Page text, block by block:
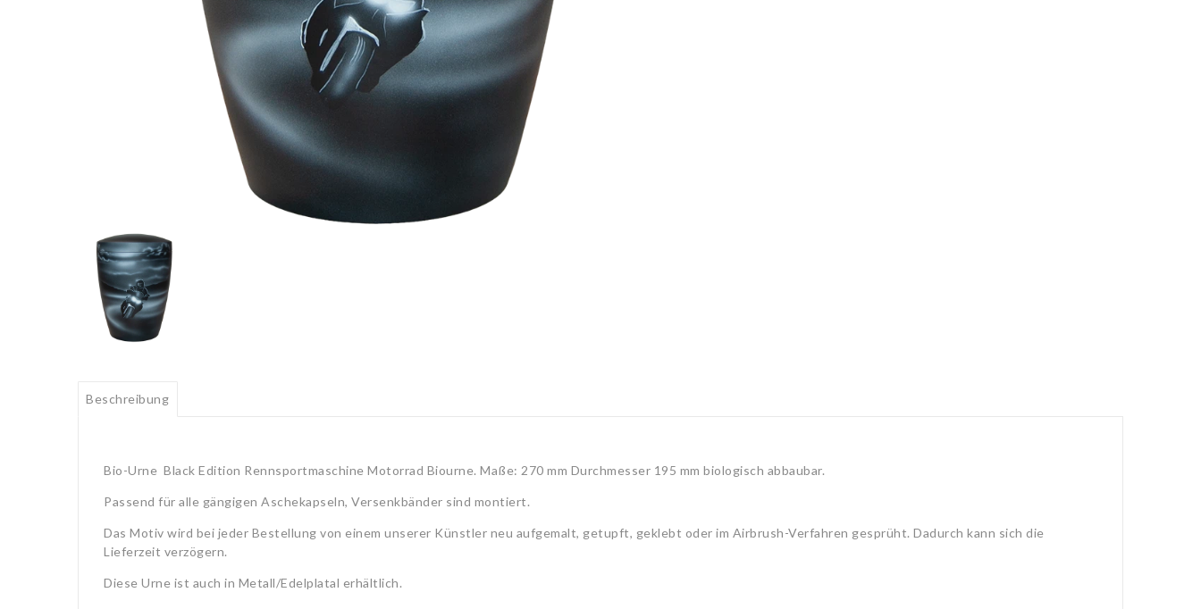
Beschreibung
Bio-Urne Black Edition Rennsportmaschine Motorrad Biourne. Maße: 270 mm Durchmesser 195 mm biologisch abbaubar.
Passend für alle gängigen Aschekapseln, Versenkbänder sind montiert.
Das Motiv wird bei jeder Bestellung von einem unserer Künstler neu aufgemalt, getupft, geklebt oder im Airbrush-Verfahren gesprüht. Dadurch kann sich die
Lieferzeit verzögern.
Diese Urne ist auch in Metall/Edelplatal erhältlich.